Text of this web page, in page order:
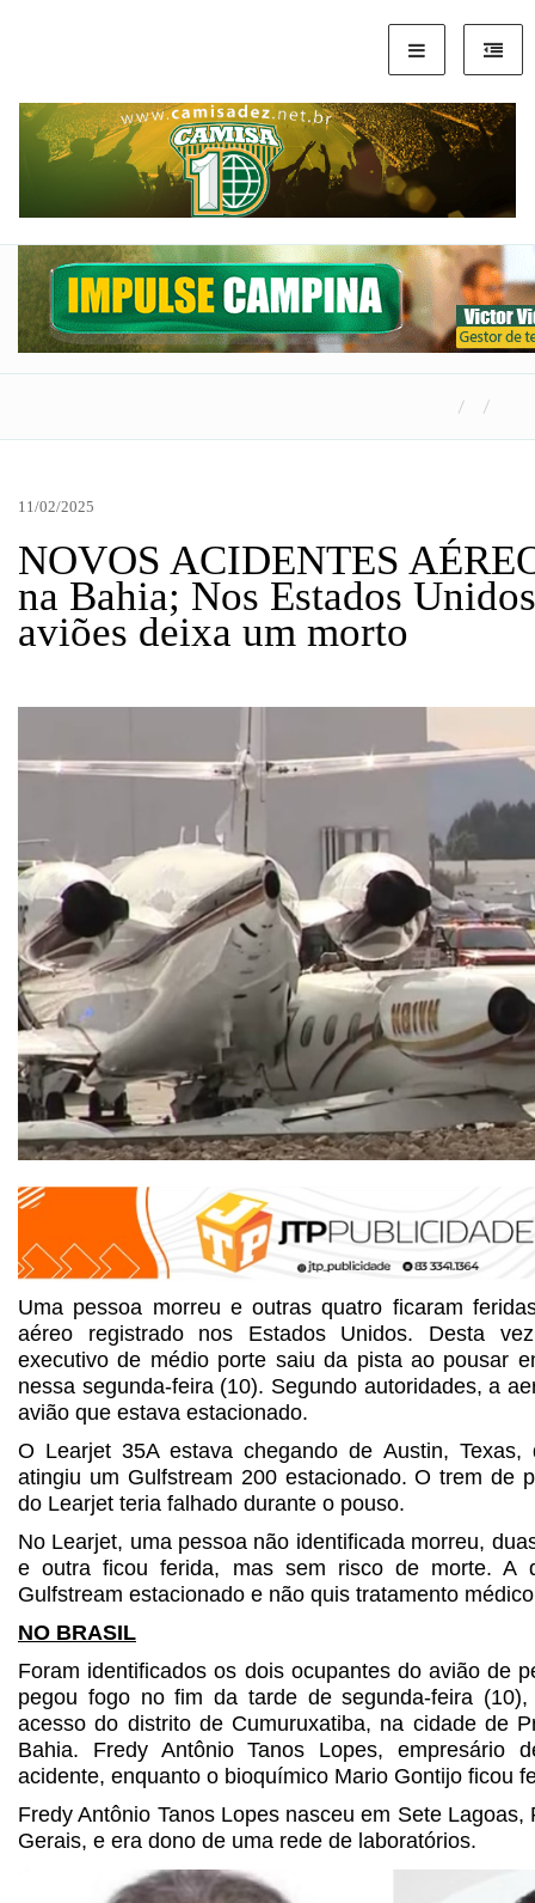
11/02/2025
NOVOS ACIDENTES
na Bahia; Nos Estados
aviões deixa um morto
Uma pessoa morreu e outras quatro ficaram
aéreo registrado nos Estados Unidos. Desta
executivo de médio porte saiu da pista ao pousar
nessa segunda-feira (10). Segundo autoridades, a
avião que estava estacionado.
O Learjet 35A estava chegando de Austin,
atingiu um Gulfstream 200 estacionado. O trem de
do Learjet teria falhado durante o pouso.
No Learjet, uma pessoa não identificada morreu,
e outra ficou ferida, mas sem risco de morte. A
Gulfstream estacionado e não quis tratamento
NO BRASIL
Foram identificados os dois ocupantes do avião de
pegou fogo no fim da tarde de segunda-feira
acesso do distrito de Cumuruxatiba, na cidade de
Bahia. Fredy Antônio Tanos Lopes, empresário
acidente, enquanto o bioquímico Mario Gontijo ficou
Fredy Antônio Tanos Lopes nasceu em Sete
Gerais, e era dono de uma rede de laboratórios.